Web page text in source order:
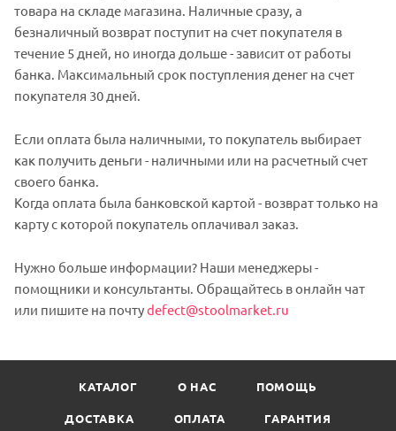
товара на складе магазина. Наличные сразу, а
безналичный возврат поступит на счет покупателя в
течение 5 дней, но иногда дольше - зависит от работы
банка. Максимальный срок поступления денег на счет
покупателя 30 дней.
Если оплата была наличными, то покупатель выбирает
как получить деньги - наличными или на расчетный счет
своего банка.
Когда оплата была банковской картой - возврат только на
карту с которой покупатель оплачивал заказ.
Нужно больше информации? Наши менеджеры -
помощники и консультанты. Обращайтесь в онлайн чат
или пишите на почтуdefect@stoolmarket.ru
КАТАЛОГ О НАС ПОМОЩЬ
ДОСТАВКА ОПЛАТА ГАРАНТИЯ